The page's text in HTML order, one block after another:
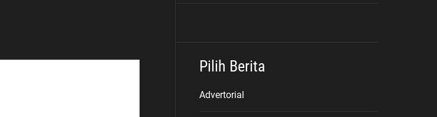
Pilih Berita
Advertorial